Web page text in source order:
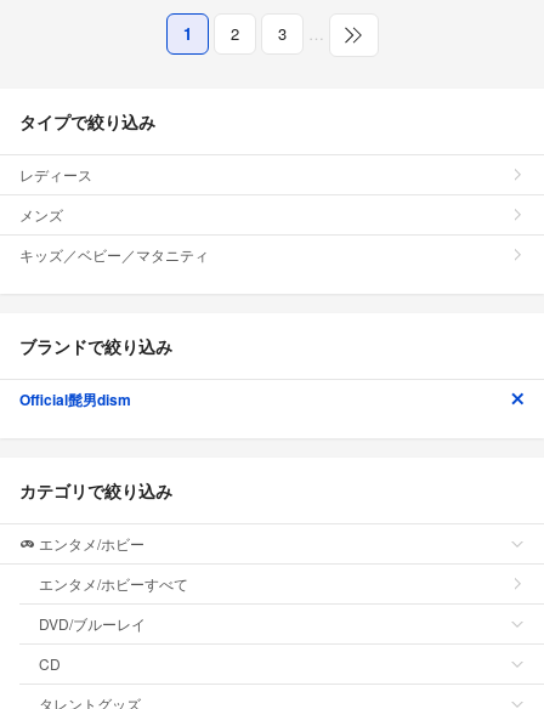
1 2 3 …
タイプで絞り込み
レディース
メンズ
キッズ／ベビー／マタニティ
ブランドで絞り込み
Official髭男dism
カテゴリで絞り込み
エンタメ/ホビー
エンタメ/ホビーすべて
DVD/ブルーレイ
CD
タレントグッズ